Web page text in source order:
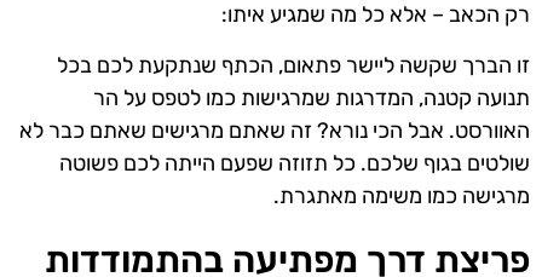
רק הכאב – אלא כל מה שמגיע איתו:
זו הברך שקשה ליישר פתאום, הכתף שנתקעת לכם בכל
תנועה קטנה, המדרגות שמרגישות כמו לטפס על הר
האוורסט. אבל הכי נורא? זה שאתם מרגישים שאתם כבר לא
שולטים בגוף שלכם. כל תזוזה שפעם הייתה לכם פשוטה
מרגישה כמו משימה מאתגרת.
פריצת דרך מפתיעה בהתמודדות